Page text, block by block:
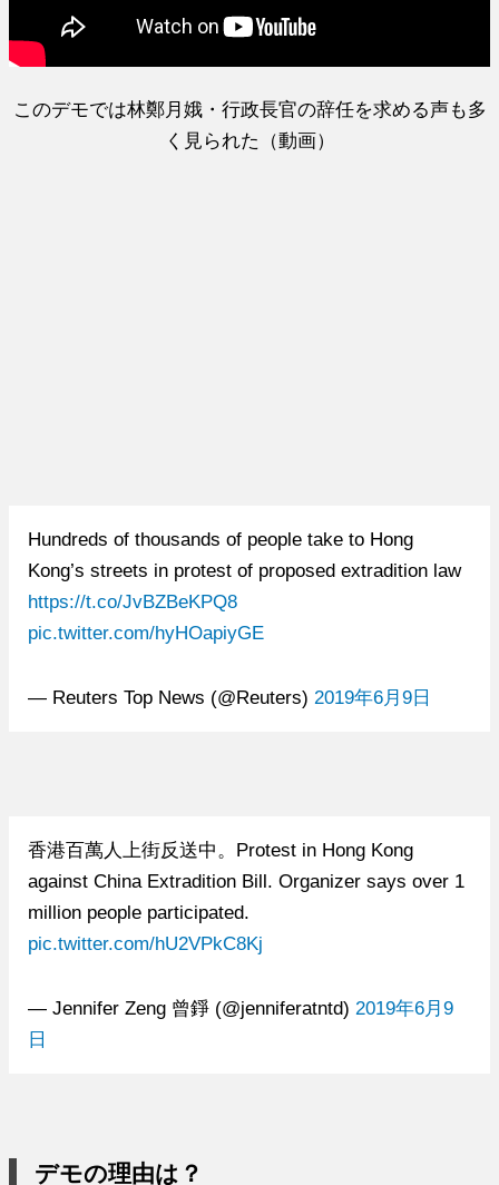
このデモでは林鄭月娥・行政長官の辞任を求める声も多
く見られた（動画）
Hundreds of thousands of people take to Hong
Kong’s streets in protest of proposed extradition law
https://t.co/JvBZBeKPQ8
pic.twitter.com/hyHOapiyGE
— Reuters Top News (@Reuters) 2019年6月9日
香港百萬人上街反送中。Protest in Hong Kong
against China Extradition Bill. Organizer says over 1
million people participated.
pic.twitter.com/hU2VPkC8Kj
— Jennifer Zeng 曾錚 (@jenniferatntd) 2019年6月9
日
デモの理由は？